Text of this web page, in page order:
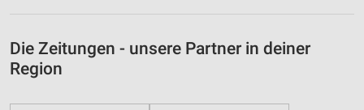
Die Zeitungen - unsere Partner in deiner
Region